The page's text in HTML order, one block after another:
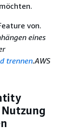
von.
eines
trennen.AWS